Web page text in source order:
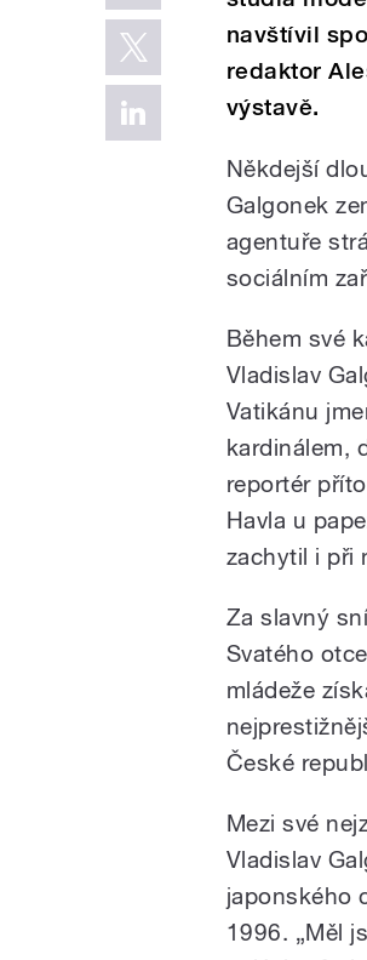
navštívil
redaktor
výstavě.
Někdejší
Galgonek
agentuře
sociálním
Během své
Vladislav
Vatikánu
kardinálem,
reportér
Havla u
zachytil i při
Za slavný
Svatého
mládeže
České
Mezi své
Vladislav
japonského
1996. „Měl